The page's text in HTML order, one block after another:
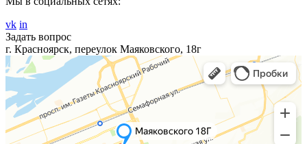
vk in
Задать вопрос
г. Красноярск, переулок Маяковского, 18г